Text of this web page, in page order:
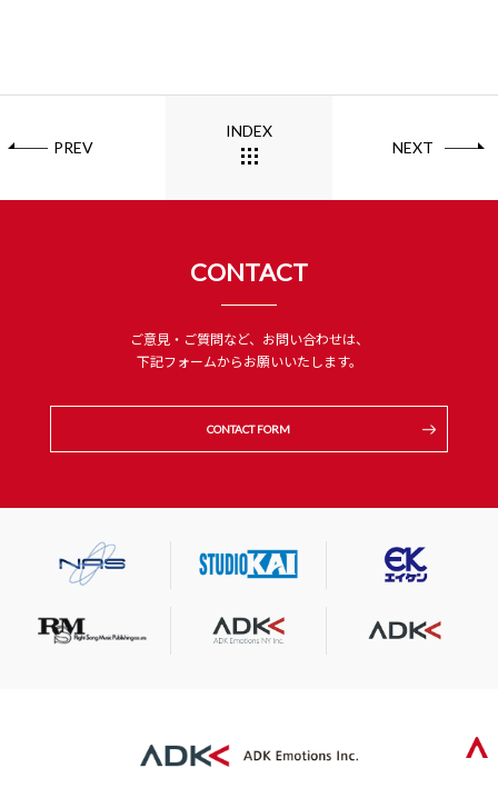
PREV
INDEX
NEXT
CONTACT
ご意見・ご質問など、お問い合わせは、
下記フォームからお願いいたします。
CONTACT FORM